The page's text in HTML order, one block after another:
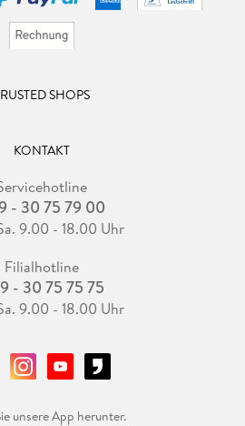
SHOPS
KONTAKT
- 30 75 79 00
9.00 - 18.00 Uhr
Filialhotline
- 30 75 75 75
9.00 - 18.00 Uhr
unsere App herunter.